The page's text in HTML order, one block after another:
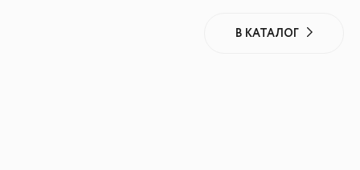
В КАТАЛОГ